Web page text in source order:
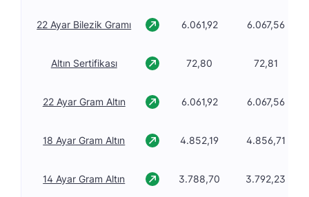
22 Ayar Bilezik Gramı 6.061,92 6.067,56
Altın Sertifikası 72,80 72,81
22 Ayar Gram Altın 6.061,92 6.067,56
18 Ayar Gram Altın 4.852,19 4.856,71
14 Ayar Gram Altın 3.788,70 3.792,23